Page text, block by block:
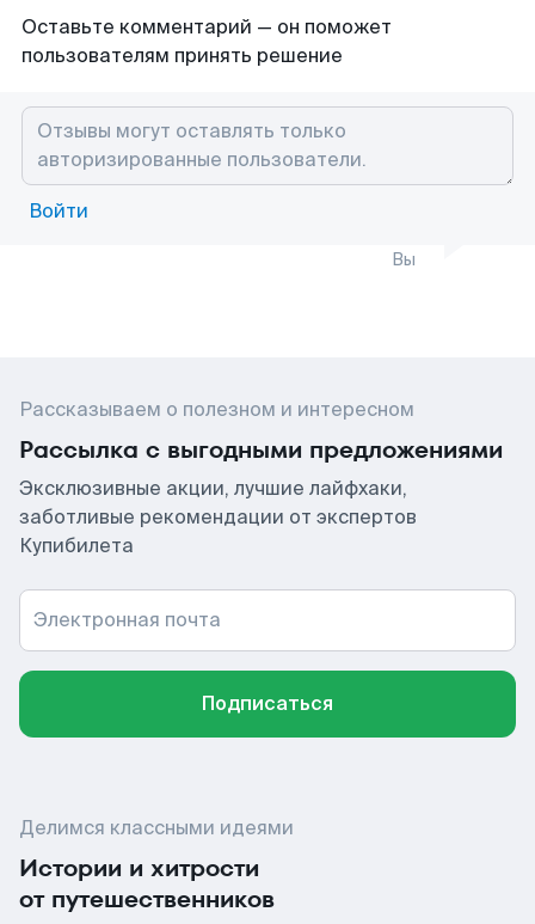
Оставьте комментарий — он поможет
пользователям принять решение
Войти
Вы
Рассказываем о полезном и интересном
Рассылка с выгодными предложениями
Эксклюзивные акции, лучшие лайфхаки,
заботливые рекомендации от экспертов
Купибилета
Электронная почта
Подписаться
Делимся классными идеями
Истории и хитрости
от путешественников